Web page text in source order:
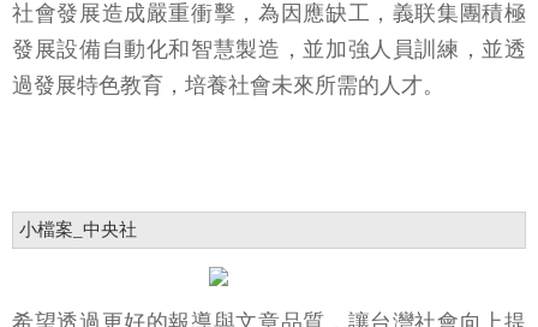
社會發展造成嚴重衝擊，為因應缺工，義联集團積極
發展設備自動化和智慧製造，並加強人員訓練，並透
過發展特色教育，培養社會未來所需的人才。
小檔案_中央社
希望透過更好的報導與文章品質，讓台灣社會向上提